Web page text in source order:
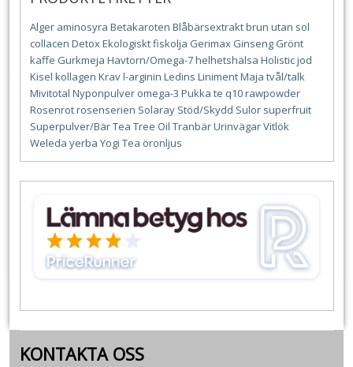
Alger aminosyra Betakaroten Blåbärsextraktbrun utan sol
collacen DetoxEkologisktfiskolja Gerimax Ginseng Grönt
kaffe Gurkmeja Havtorn/Omega-7helhetshälsa Holisticjod
Kisel kollagen Kravl-arginin Ledins LinimentMaja tvål/talk
Mivitotal Nyponpulver omega-3 Pukka te q10rawpowder
Rosenrotrosenserien Solaray Stöd/Skydd Sulor superfruit
Superpulver/BärTea Tree Oil TranbärUrinvägarVitlök
Weleda yerba Yogi Tea öronljus
KONTAKTA OSS